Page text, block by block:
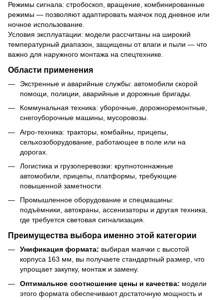
Режимы сигнала: стробоскоп, вращение, комбинированные
режимы — позволяют адаптировать маячок под дневное или
ночное использование.
Условия эксплуатации: модели рассчитаны на широкий
температурный диапазон, защищены от влаги и пыли — что
важно для наружного монтажа на спецтехнике.
Области применения
Экстренные и аварийные службы: автомобили скорой
помощи, полиции, аварийные и дорожные бригады.
Коммунальная техника: уборочные, дорожноремонтные,
снегоуборочные машины, мусоровозы.
Агро-техника: тракторы, комбайны, прицепы,
сельхозоборудование, работающее в поле или на
дорогах.
Логистика и грузоперевозки: крупнотоннажные
автомобили, прицепы, платформы, требующие
повышенной заметности.
Промышленное оборудование и спецмашины:
подъёмники, автокраны, ассенизаторы и другая техника,
где требуется световая сигнализация.
Преимущества выбора именно этой категории
Унификация формата: выбирая маячки с высотой
корпуса 163 мм, вы получаете стандартный размер, что
упрощает закупку, монтаж и замену.
Оптимальное соотношение цены и качества: модели
этого формата обеспечивают достаточную мощность и